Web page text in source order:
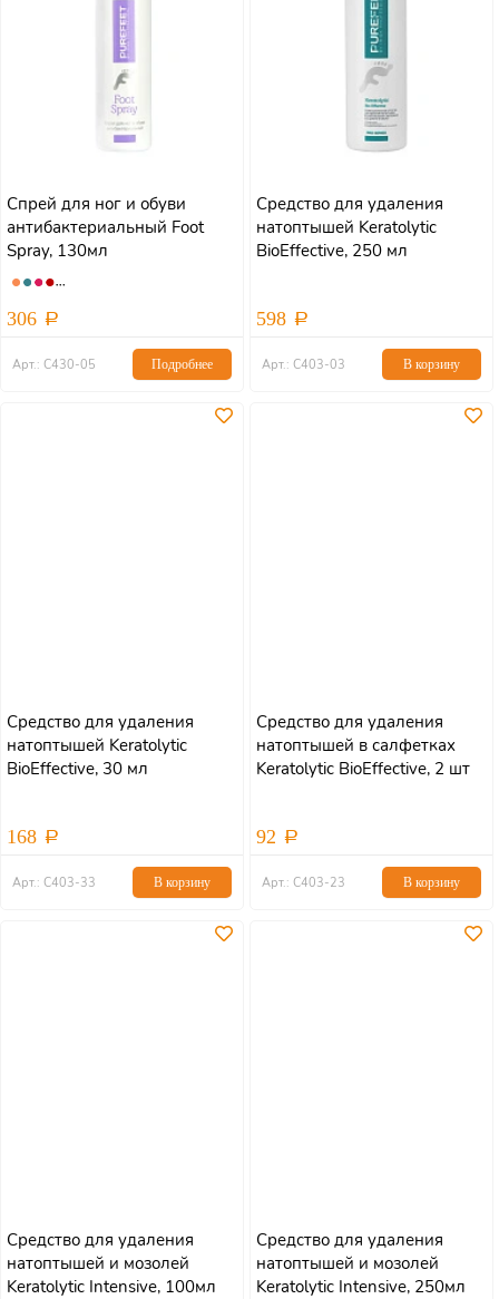
Спрей для ног и обуви
антибактериальный Foot
Spray, 130мл
306
Арт.: С430-05 Подробнее
Средство для удаления
натоптышей Keratolytic
BioEffective, 250 мл
598
Арт.: С403-03 В корзину
Средство для удаления
натоптышей Keratolytic
BioEffective, 30 мл
168
Арт.: С403-33 В корзину
Средство для удаления
натоптышей в салфетках
Keratolytic BioEffective, 2 шт
92
Арт.: С403-23 В корзину
Средство для удаления
натоптышей и мозолей
Keratolytic Intensive, 100мл
Средство для удаления
натоптышей и мозолей
Keratolytic Intensive, 250мл